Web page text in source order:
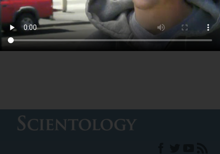
Dél-Amerika
Észak-Amerika